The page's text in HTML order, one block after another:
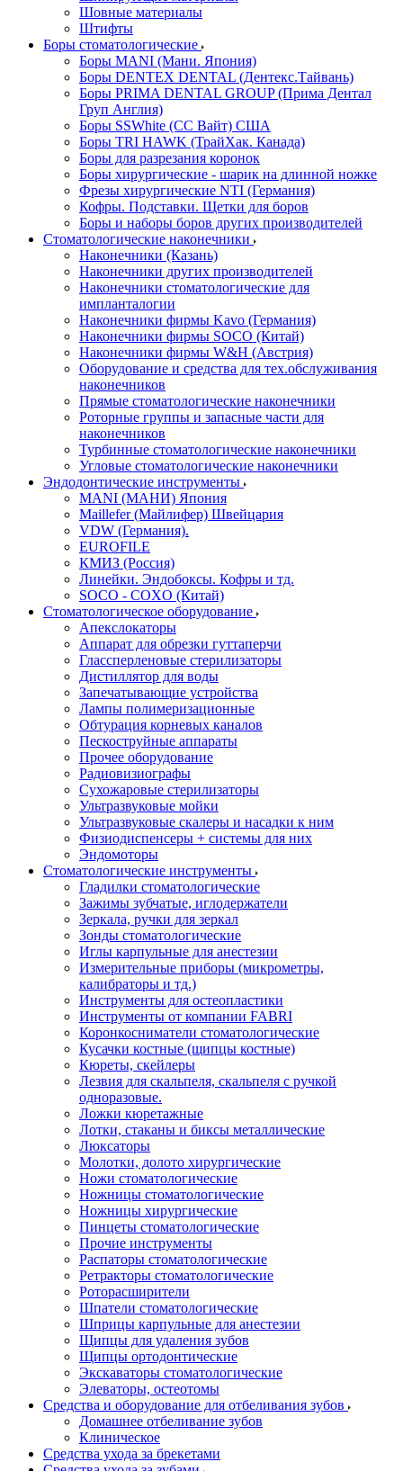
Шовные материалы
Штифты
Боры стоматологические
Боры MANI (Мани. Япония)
Боры DENTEX DENTAL (Дентекс.Тайвань)
Боры PRIMA DENTAL GROUP (Прима Дентал
Груп Англия)
Боры SSWhite (СС Вайт) США
Боры TRI HAWK (ТрайХак. Канада)
Боры для разрезания коронок
Боры хирургические - шарик на длинной ножке
Фрезы хирургические NTI (Германия)
Кофры. Подставки. Щетки для боров
Боры и наборы боров других производителей
Стоматологические наконечники
Наконечники (Казань)
Наконечники других производителей
Наконечники стоматологические для
импланталогии
Наконечники фирмы Kavo (Германия)
Наконечники фирмы SOCO (Китай)
Наконечники фирмы W&H (Австрия)
Оборудование и средства для тех.обслуживания
наконечников
Прямые стоматологические наконечники
Роторные группы и запасные части для
наконечников
Турбинные стоматологические наконечники
Угловые стоматологические наконечники
Эндодонтические инструменты
MANI (МАНИ) Япония
Maillefer (Майлифер) Швейцария
VDW (Германия).
EUROFILE
КМИЗ (Россия)
Линейки. Эндобоксы. Кофры и тд.
SOCO - COXO (Китай)
Стоматологическое оборудование
Апекслокаторы
Аппарат для обрезки гуттаперчи
Глассперленовые стерилизаторы
Дистиллятор для воды
Запечатывающие устройства
Лампы полимеризационные
Обтурация корневых каналов
Пескоструйные аппараты
Прочее оборудование
Радиовизиографы
Сухожаровые стерилизаторы
Ультразвуковые мойки
Ультразвуковые скалеры и насадки к ним
Физиодиспенсеры + системы для них
Эндомоторы
Стоматологические инструменты
Гладилки стоматологические
Зажимы зубчатые, иглодержатели
Зеркала, ручки для зеркал
Зонды стоматологические
Иглы карпульные для анестезии
Измерительные приборы (микрометры,
калибраторы и тд.)
Инструменты для остеопластики
Инструменты от компании FABRI
Коронкосниматели стоматологические
Кусачки костные (щипцы костные)
Кюреты, скейлеры
Лезвия для скальпеля, скальпеля с ручкой
одноразовые.
Ложки кюретажные
Лотки, стаканы и биксы металлические
Люксаторы
Молотки, долото хирургические
Ножи стоматологические
Ножницы стоматологические
Ножницы хирургические
Пинцеты стоматологические
Прочие инструменты
Распаторы стоматологические
Ретракторы стоматологические
Роторасширители
Шпатели стоматологические
Шприцы карпульные для анестезии
Щипцы для удаления зубов
Щипцы ортодонтические
Экскаваторы стоматологические
Элеваторы, остеотомы
Средства и оборудование для отбеливания зубов
Домашнее отбеливание зубов
Клиническое
Средства ухода за брекетами